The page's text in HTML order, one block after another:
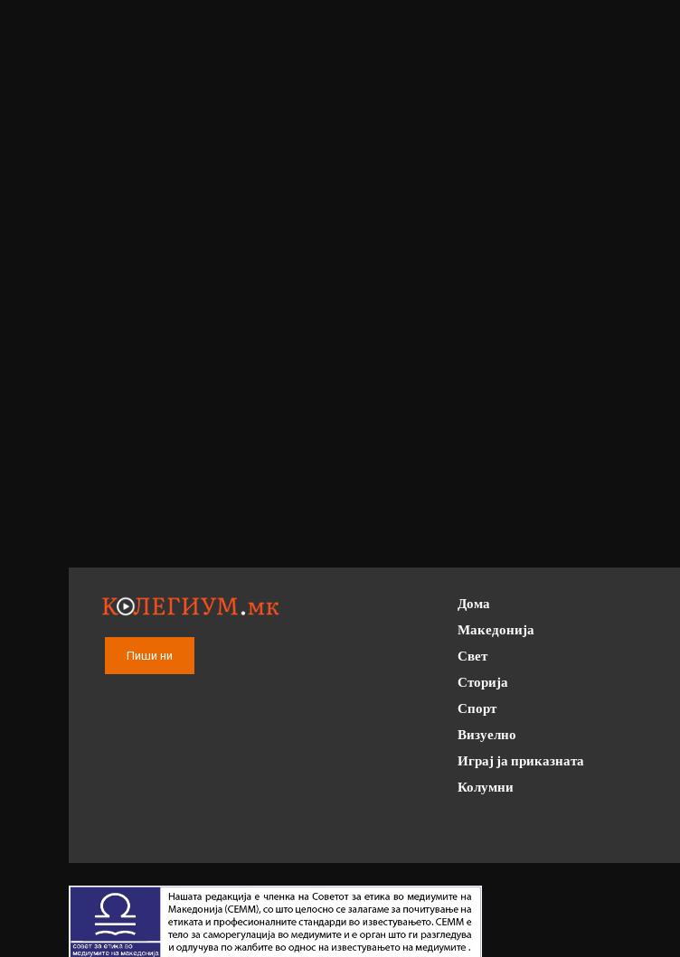
Пиши ни
Дома
Македонија
Свет
Сторија
Спорт
Визуелно
Играј ја приказната
Колумни